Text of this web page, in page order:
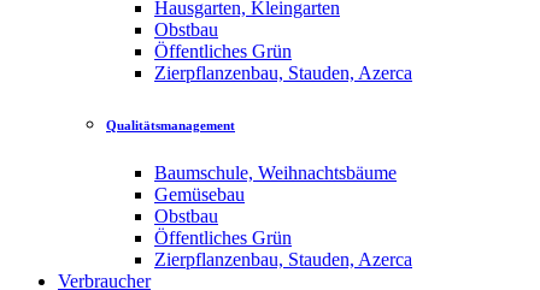
Hausgarten, Kleingarten
Obstbau
Öffentliches Grün
Zierpflanzenbau, Stauden, Azerca
Qualitätsmanagement
Baumschule, Weihnachtsbäume
Gemüsebau
Obstbau
Öffentliches Grün
Zierpflanzenbau, Stauden, Azerca
Verbraucher